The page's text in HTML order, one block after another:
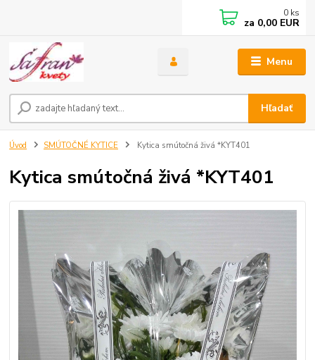
Menu
Hľadať
0 ks
za 0,00 EUR
Úvod SMÚTOČNÉ KYTICE Kytica smútočná živá *KYT401
Kytica smútočná živá *KYT401